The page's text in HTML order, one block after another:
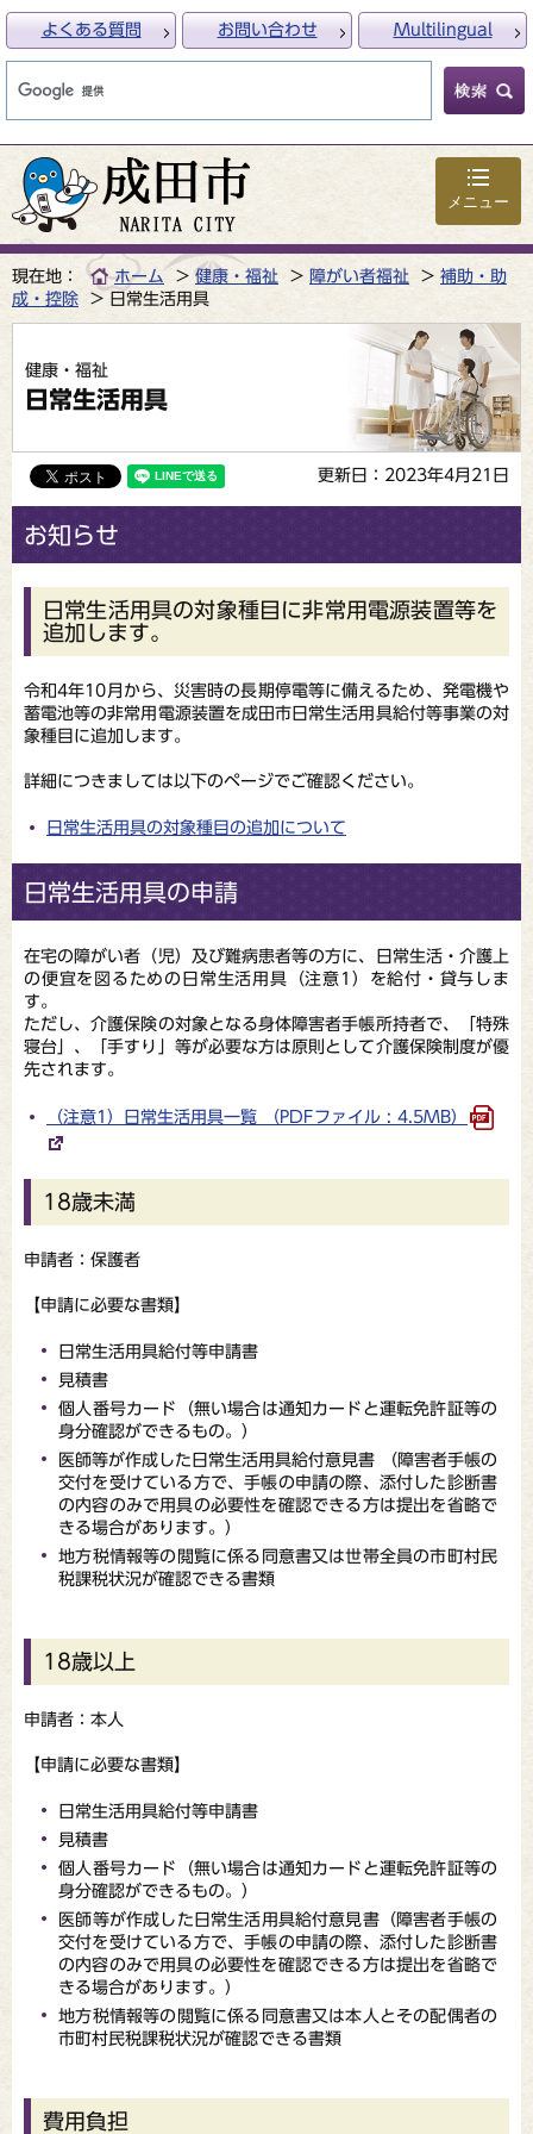
メニュー
よくある質問 お問い合わせ Multilingual
現在地： ホーム 健康・福祉 障がい者福祉
補助・助
成・控除
日常生活用具
健康・福祉
日常生活用具
更新日：2023年4月21日
お知らせ
日常生活用具の対象種目に非常用電源装置等を
追加します。
令和4年10月から、災害時の長期停電等に備えるため、発電機や
蓄電池等の非常用電源装置を成田市日常生活用具給付等事業の対
象種目に追加します。
詳細につきましては以下のページでご確認ください。
日常生活用具の対象種目の追加について
日常生活用具の申請
在宅の障がい者（児）及び難病患者等の方に、日常生活・介護上
の便宜を図るための日常生活用具（注意1）を給付・貸与しま
す。
ただし、介護保険の対象となる身体障害者手帳所持者で、「特殊
寝台」、「手すり」等が必要な方は原則として介護保険制度が優
先されます。
（注意1）日常生活用具一覧 （PDFファイル : 4.5MB）
18歳未満
申請者：保護者
【申請に必要な書類】
日常生活用具給付等申請書
見積書
個人番号カード（無い場合は通知カードと運転免許証等の
身分確認ができるもの。）
医師等が作成した日常生活用具給付意見書 （障害者手帳の
交付を受けている方で、手帳の申請の際、添付した診断書
の内容のみで用具の必要性を確認できる方は提出を省略で
きる場合があります。）
地方税情報等の閲覧に係る同意書又は世帯全員の市町村民
税課税状況が確認できる書類
18歳以上
申請者：本人
【申請に必要な書類】
日常生活用具給付等申請書
見積書
個人番号カード（無い場合は通知カードと運転免許証等の
身分確認ができるもの。）
医師等が作成した日常生活用具給付意見書（障害者手帳の
交付を受けている方で、手帳の申請の際、添付した診断書
の内容のみで用具の必要性を確認できる方は提出を省略で
きる場合があります。）
地方税情報等の閲覧に係る同意書又は本人とその配偶者の
市町村民税課税状況が確認できる書類
費用負担